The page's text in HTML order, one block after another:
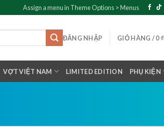
Assign a menu in Theme Options > Menus
ĐĂNG NHẬP GIỎ HÀNG /0₫
VỢT VIỆT NAM LIMITED EDITION PHỤ KIỆN